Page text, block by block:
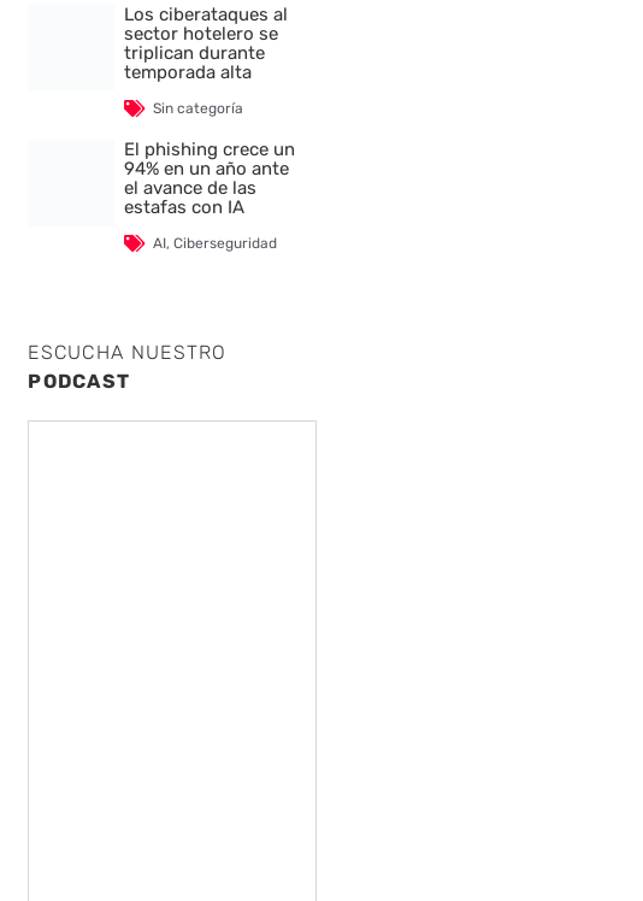
Los ciberataques al
sector hotelero se
triplican durante
temporada alta
Sin categoría
El phishing crece un
94% en un año ante
el avance de las
estafas con IA
AI,Ciberseguridad
ESCUCHA NUESTRO
PODCAST